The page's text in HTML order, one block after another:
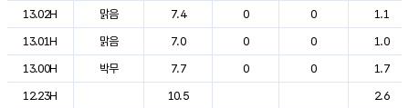
13.02H
맑음 7.4 0 0
1.1
13.01H
맑음 7.0 0 0
1.0
13.00H
박무 7.7 0 0
1.7
12.23H
10.5
2.6